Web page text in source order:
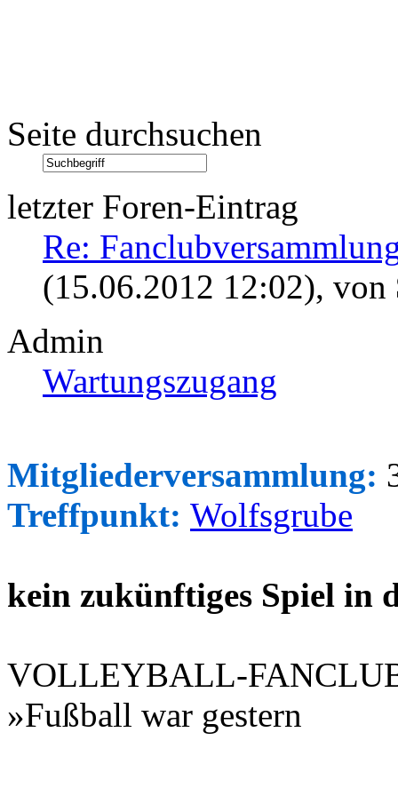
Seite durchsuchen
letzter Foren-Eintrag
Re:
(15.06.2012 12:02), von
Admin
Wartungszugang
Mitgliederversammlung:
Treffpunkt: Wolfsgrube
kein zukünftiges Spiel in
VOLLEYBALL-
»Fußball war gestern